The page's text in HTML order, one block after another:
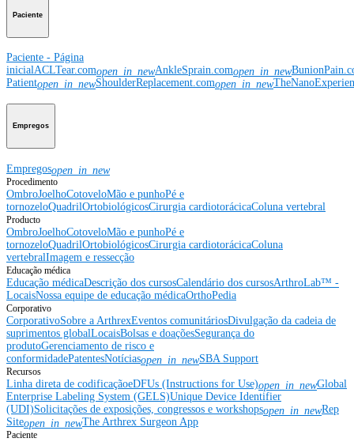
Paciente
Paciente - Página
inicialACLTear.comopen_in_newAnkleSprain.comopen_in_new
Patientopen_in_newShoulderReplacement.comopen_in_new
Empregos
Empregosopen_in_new
Procedimento
OmbroJoelhoCotoveloMão e punhoPé e
tornozeloQuadrilOrtobiológicosCirurgia cardiotorácicaColuna vertebral
Producto
OmbroJoelhoCotoveloMão e punhoPé e
tornozeloQuadrilOrtobiológicosCirurgia cardiotorácicaColuna
vertebralImagem e ressecção
Educação médica
Educação médicaDescrição dos cursosCalendário dos cursosArthroLab™ -
LocaisNossa equipe de educação médicaOrthoPedia
Corporativo
CorporativoSobre a ArthrexEventos comunitáriosDivulgação da cadeia de
suprimentos globalLocaisBolsas e doaçõesSegurança do
produtoGerenciamento de risco e
conformidadePatentesNotíciasopen_in_newSBA Support
Recursos
Linha direta de codificaçãoeDFUs (Instructions for Use)open_in_newGlobal
Enterprise Labeling System (GELS)Unique Device Identifier
(UDI)Solicitações de exposições, congressos e workshopsopen_in_newRep
Siteopen_in_newThe Arthrex Surgeon App
Paciente